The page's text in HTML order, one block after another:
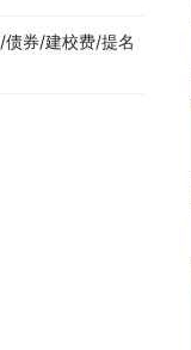
券/建校费/提名